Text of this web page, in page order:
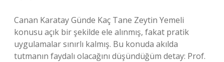
Canan Karatay Günde Kaç Tane Zeytin Yemeli
konusu açık bir şekilde ele alınmış, fakat pratik
uygulamalar sınırlı kalmış. Bu konuda akılda
tutmanın faydalı olacağını düşündüğüm detay: Prof.